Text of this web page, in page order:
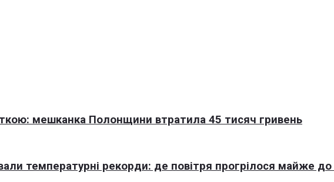
мешканка Полонщини втратила 45 тисяч гривень
температурні рекорди: де повітря прогрілося майже до